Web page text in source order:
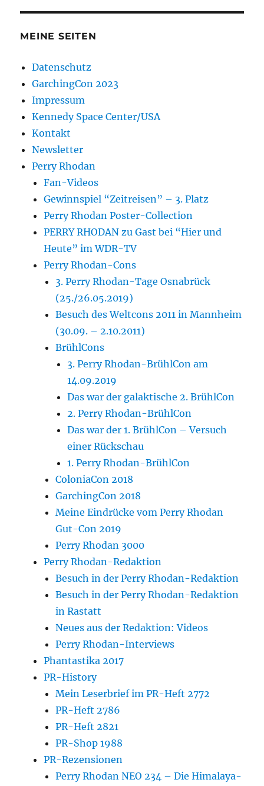
MEINE SEITEN
Datenschutz
GarchingCon 2023
Impressum
Kennedy Space Center/USA
Kontakt
Newsletter
Perry Rhodan
Fan-Videos
Gewinnspiel “Zeitreisen” – 3. Platz
Perry Rhodan Poster-Collection
PERRY RHODAN zu Gast bei “Hier und
Heute” im WDR-TV
Perry Rhodan-Cons
3. Perry Rhodan-Tage Osnabrück
(25./26.05.2019)
Besuch des Weltcons 2011 in Mannheim
(30.09. – 2.10.2011)
BrühlCons
3. Perry Rhodan-BrühlCon am
14.09.2019
Das war der galaktische 2. BrühlCon
2. Perry Rhodan-BrühlCon
Das war der 1. BrühlCon – Versuch
einer Rückschau
1. Perry Rhodan-BrühlCon
ColoniaCon 2018
GarchingCon 2018
Meine Eindrücke vom Perry Rhodan
Gut-Con 2019
Perry Rhodan 3000
Perry Rhodan-Redaktion
Besuch in der Perry Rhodan-Redaktion
Besuch in der Perry Rhodan-Redaktion
in Rastatt
Neues aus der Redaktion: Videos
Perry Rhodan-Interviews
Phantastika 2017
PR-History
Mein Leserbrief im PR-Heft 2772
PR-Heft 2786
PR-Heft 2821
PR-Shop 1988
PR-Rezensionen
Perry Rhodan NEO 234 – Die Himalaya-